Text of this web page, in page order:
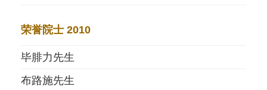
荣誉院士 2010
毕腓力先生
布路施先生